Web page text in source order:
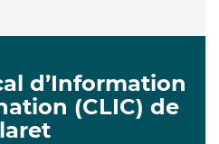
d’Information
(CLIC) de